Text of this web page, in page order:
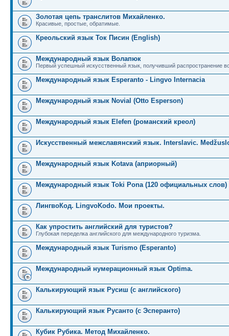
Золотая цепь транслитов Михайленко.
Красивые, простые, обратимые.
Креольский язык Ток Писин (English)
Международный язык Волапюк
Первый успешный искусственный язык, получивший распространение
Международный язык Esperanto - Lingvo Internacia
Международный язык Novial (Otto Esperson)
Международный язык Elefen (романский креол)
Искусственный межславянский язык. Interslavic.
Международный язык Kotava (априорный)
Международный язык Toki Pona (120 официальных слов)
ЛингвоКод. LingvoKodo. Мои проекты.
Как упростить английский для туристов?
Глубокая переделка английского для международного туризма.
Международный язык Turismo (Esperanto)
Международный нумерационный язык Optima.
Калькирующий язык Русиш (с английского)
Калькирующий язык Русанто (с Эсперанто)
Кубик Рубика. Метод Михайленко.